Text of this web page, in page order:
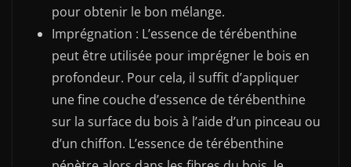
pour obtenir le bon mélange.
Imprégnation : L’essence de térébenthine
peut être utilisée pour imprégner le bois en
profondeur. Pour cela, il suffit d’appliquer
une fine couche d’essence de térébenthine
sur la surface du bois à l’aide d’un pinceau ou
d’un chiffon. L’essence de térébenthine